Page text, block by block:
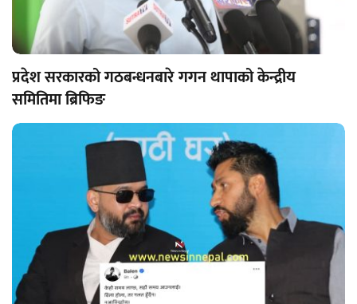
प्रदेश सरकारको गठबन्धनबारे गगन थापाको केन्द्रीय
समितिमा ब्रिफिङ